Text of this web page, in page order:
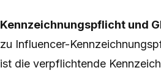
Kennzeichnungspflicht und
zu Influencer-
ist die verpflichtende